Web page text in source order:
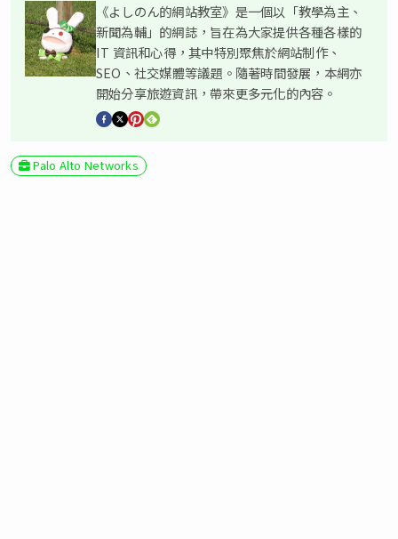
《よしのん的網站教室》是一個以「教學為主、
新聞為輔」的網誌，旨在為大家提供各種各樣的
IT 資訊和心得，其中特別聚焦於網站制作、
SEO、社交媒體等議題。隨著時間發展，本網亦
開始分享旅遊資訊，帶來更多元化的內容。
Palo Alto Networks